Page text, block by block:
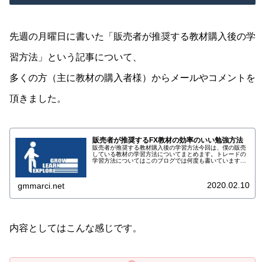
先週の月曜日に書いた「販売者が推奨する教材購入後の学
習方法」という記事について、
多くの方（主に教材の購入者様）からメールやコメントを
頂きました。
販売者が推奨するFX教材の効率のいい勉強方法
販売者が推奨する教材購入後の学習方法今回は、僕の販売
している教材の学習方法についてまとめます。トレードの
学習方法についてはこのブログでは何度も書いています
gmmarci.net 2020.02.10
内容としてはこんな感じです。